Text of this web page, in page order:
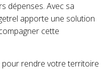
dépenses. Avec sa
apporte une solution
cette
pour rendre votre territoire